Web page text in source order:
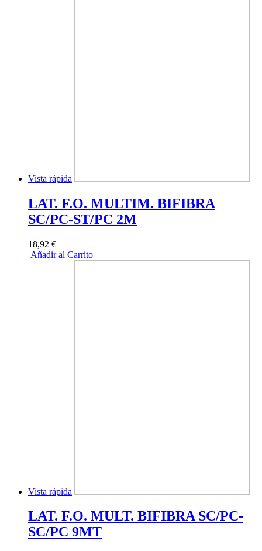
Vista rápida
LAT. F.O. MULTIM. BIFIBRA
SC/PC-ST/PC 2M
18,92 €
Añadir al Carrito
Vista rápida
LAT. F.O. MULT. BIFIBRA SC/PC-
SC/PC 9MT